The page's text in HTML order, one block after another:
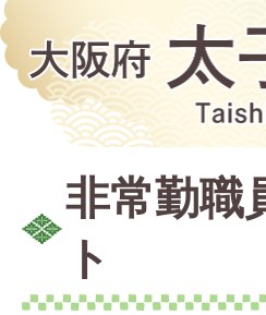
非常勤職
ト